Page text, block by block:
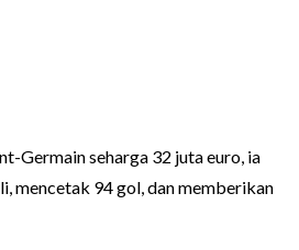
Germain seharga 32 juta euro, ia
mencetak 94 gol, dan memberikan